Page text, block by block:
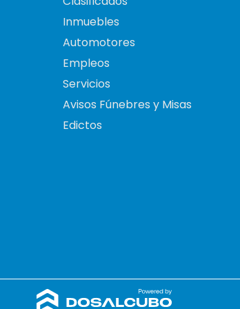
Inmuebles
Automotores
Empleos
Servicios
Avisos Fúnebres y Misas
Edictos